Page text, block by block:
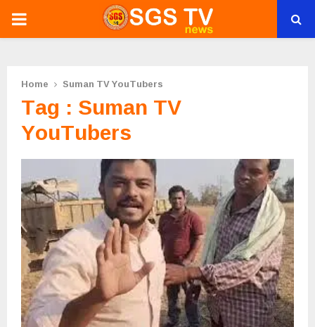
PRIMARY
Home Suman TV YouTubers
Tag : Suman TV
YouTubers